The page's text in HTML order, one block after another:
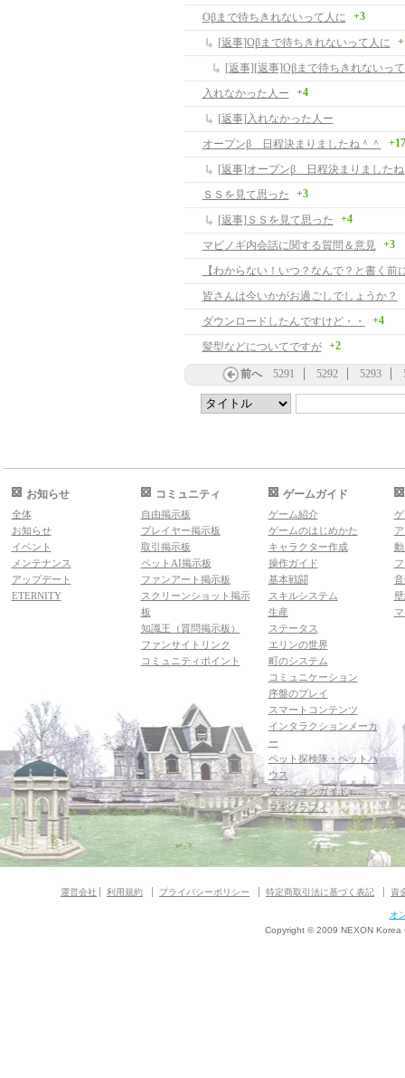
Oβまで待ちきれないって人に
+3
[返事]Oβまで待ちきれないって人に
[返事][返事]Oβまで待ちきれないっ
入れなかった人ー
+4
[返事]入れなかった人ー
オープンβ 日程決まりましたね＾＾
+17
[返事]オープンβ 日程決まりました
ＳＳを見て思った
+3
[返事]ＳＳを見て思った +4
マビノギ内会話に関する質問＆意見 +3
皆さんは今いかがお過ごしでしょうか？
ダウンロードしたんですけど・・
+4
髪型などについてですが +2
前へ 5291 5292 5293
お知らせ
全体
お知らせ
イベント
メンテナンス
アップデート
ETERNITY
コミュニティ
自由掲示板
プレイヤー掲示板
取引掲示板
ペットAI掲示板
ファンアート掲示板
スクリーンショット掲示
板
知識王（質問掲示板）
ファンサイトリンク
コミュニティポイント
ゲームガイド
ゲーム紹介
ゲームのはじめかた
キャラクター作成
操作ガイド
基本戦闘
スキルシステム
生産
ステータス
エリンの世界
町のシステム
コミュニケーション
序盤のプレイ
スマートコンテンツ
インタラクションメーカ
ー
ペット探検隊・ペットハ
ウス
ダンジョンガイド
マギグラフィ
運営会社 利用規約 プライバシーポリシー 特定商取引法に基づく表記 資
オ
Copyright © 2009 NEXON Korea